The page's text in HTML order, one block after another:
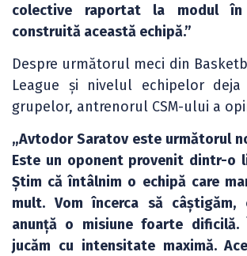
colective raportat la modul
construită această echipă.”
Despre următorul meci din
League și nivelul echipelor
grupelor, antrenorul CSM-ului a
„Avtodor Saratov este următorul
Este un oponent provenit dintr-o
Știm că întâlnim o echipă care
mult. Vom încerca să câștigăm,
anunță o misiune foarte dificilă.
jucăm cu intensitate maximă.